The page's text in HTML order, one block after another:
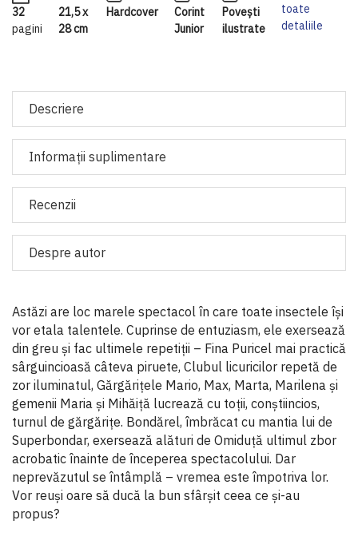
32
pagini
21,5 x
28 cm
Hardcover
Corint
Junior
Povești
ilustrate
toate
detaliile
Descriere
Informaţii suplimentare
Recenzii
Despre autor
Astăzi are loc marele spectacol în care toate insectele își
vor etala talentele. Cuprinse de entuziasm, ele exersează
din greu și fac ultimele repetiții – Fina Puricel mai practică
sârguincioasă câteva piruete, Clubul licuricilor repetă de
zor iluminatul, Gărgărițele Mario, Max, Marta, Marilena și
gemenii Maria și Mihăiță lucrează cu toții, conștiincios,
turnul de gărgărițe. Bondărel, îmbrăcat cu mantia lui de
Superbondar, exersează alături de Omiduță ultimul zbor
acrobatic înainte de începerea spectacolului. Dar
neprevăzutul se întâmplă – vremea este împotriva lor.
Vor reuși oare să ducă la bun sfârșit ceea ce și-au
propus?